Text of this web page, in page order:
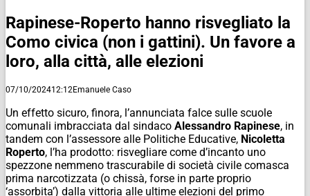
Rapinese-Roperto hanno risvegliato la
Como civica (non i gattini). Un favore a
loro, alla città, alle elezioni
07/10/202412:12Emanuele Caso
Un effetto sicuro, finora, l’annunciata falce sulle scuole
comunali imbracciata dal sindaco Alessandro Rapinese, in
tandem con l’assessore alle Politiche Educative, Nicoletta
Roperto, l’ha prodotto: risvegliare come d’incanto uno
spezzone nemmeno trascurabile di società civile comasca
prima narcotizzata (o chissà, forse in parte proprio
‘assorbita’) dalla vittoria alle ultime elezioni del primo